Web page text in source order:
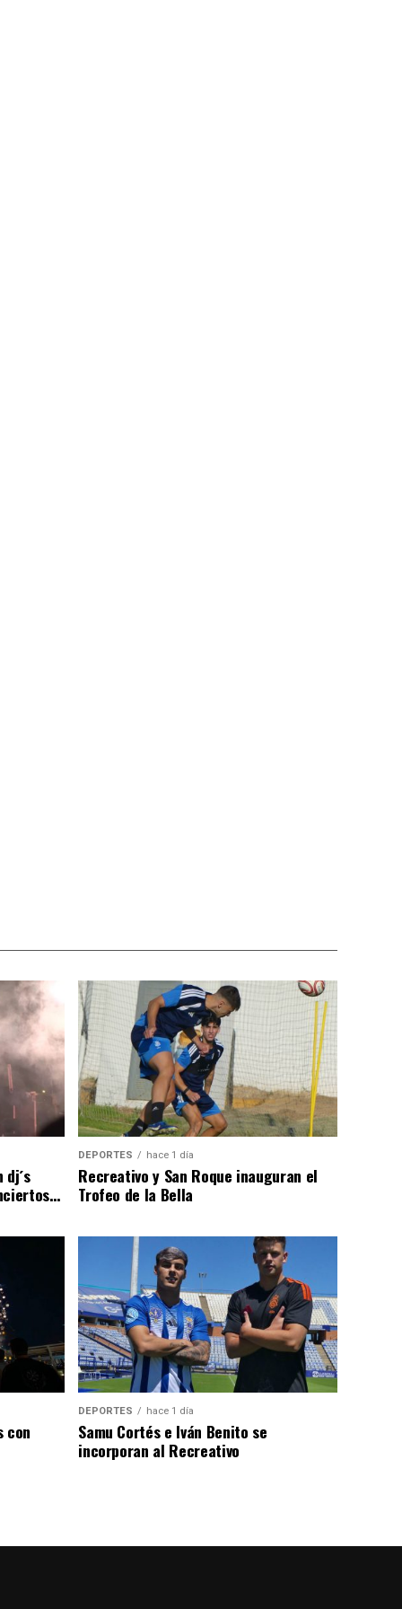
DEPORTES hace 1 día
Recreativo y San Roque inauguran el
Trofeo de la Bella
con
DEPORTES hace 1 día
Samu Cortés e Iván Benito se
incorporan al Recreativo